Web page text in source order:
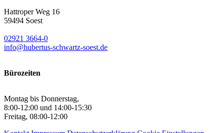
Hattroper Weg 16
59494 Soest
02921 3664-0
info@hubertus-schwartz-soest.de
Bürozeiten
Montag bis Donnerstag,
8:00-12:00 und 14:00-15:30
Freitag, 08:00-12:00